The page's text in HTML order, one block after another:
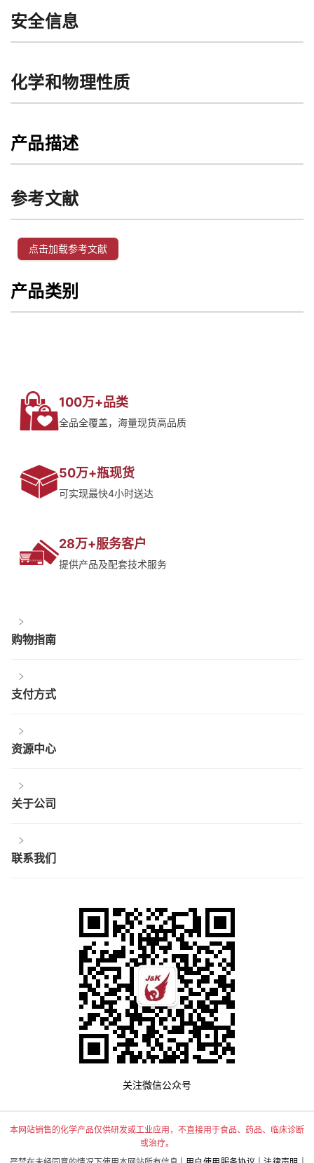
安全信息
化学和物理性质
产品描述
参考文献
点击加载参考文献
产品类别
100万+品类
全品全覆盖，海量现货高品质
50万+瓶现货
可实现最快4小时送达
28万+服务客户
提供产品及配套技术服务
购物指南
支付方式
资源中心
关于公司
联系我们
关注微信公众号
本网站销售的化学产品仅供研发或工业应用，不直接用于食品、药品、临床诊断
或治疗。